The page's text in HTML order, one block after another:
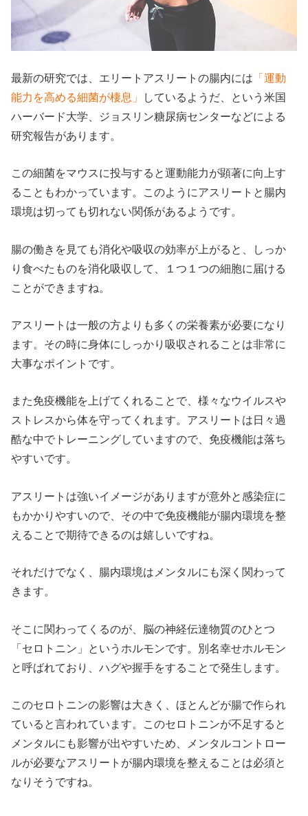
最新の研究では、エリートアスリートの腸内には 「運動
能力を高める細菌が棲息」
しているようだ、という米国
ハーバード大学、ジョスリン糖尿病センターなどによる
研究報告があります。
この細菌をマウスに投与すると運動能力が顕著に向上す
ることもわかっています。このようにアスリートと腸内
環境は切っても切れない関係があるようです。
腸の働きを見ても消化や吸収の効率が上がると、しっか
り食べたものを消化吸収して、１つ１つの細胞に届ける
ことができますね。
アスリートは一般の方よりも多くの栄養素が必要になり
ます。その時に身体にしっかり吸収されることは非常に
大事なポイントです。
また免疫機能を上げてくれることで、様々なウイルスや
ストレスから体を守ってくれます。アスリートは日々過
酷な中でトレーニングしていますので、免疫機能は落ち
やすいです。
アスリートは強いイメージがありますが意外と感染症に
もかかりやすいので、その中で免疫機能が腸内環境を整
えることで期待できるのは嬉しいですね。
それだけでなく、腸内環境はメンタルにも深く関わって
きます。
そこに関わってくるのが、脳の神経伝達物質のひとつ
「セロトニン」というホルモンです。別名幸せホルモン
と呼ばれており、ハグや握手をすることで発生します。
このセロトニンの影響は大きく、ほとんどが腸で作られ
ていると言われています。このセロトニンが不足すると
メンタルにも影響が出やすいため、メンタルコントロー
ルが必要なアスリートが腸内環境を整えることは必須と
なりそうですね。